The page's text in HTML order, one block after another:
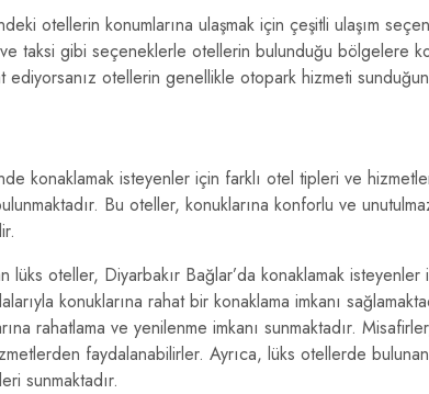
otellerin konumlarına ulaşmak için çeşitli ulaşım
taksi gibi seçeneklerle otellerin bulunduğu bölgelere
ediyorsanız otellerin genellikle otopark hizmeti
konaklamak isteyenler için farklı otel tipleri ve
Bu oteller, konuklarına konforlu ve
lüks oteller, Diyarbakır Bağlar’da konaklamak
konuklarına rahat bir konaklama imkanı
rahatlama ve yenilenme imkanı sunmaktadır.
faydalanabilirler. Ayrıca, lüks otellerde
sunmaktadır.